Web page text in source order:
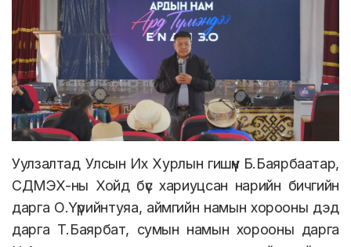
Уулзалтад Улсын Их Хурлын гишүүн Б.Баярбаатар,
СДМЭХ-ны Хойд бүс хариуцсан нарийн бичгийн
дарга О.Үүрийнтуяа, аймгийн намын хорооны дэд
дарга Т.Баярбат, сумын намын хорооны дарга